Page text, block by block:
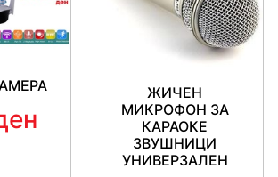
ЖИЧЕН
МИКРОФОН ЗА
КАРАОКЕ
ЗВУШНИЦИ
УНИВЕРЗАЛЕН